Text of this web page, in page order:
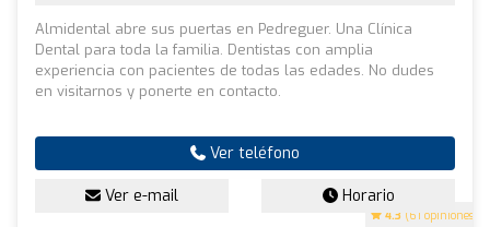
4.3 (61 opiniones)
Almidental abre sus puertas en Pedreguer. Una Clínica
Dental para toda la familia. Dentistas con amplia
experiencia con pacientes de todas las edades. No dudes
en visitarnos y ponerte en contacto.
Ver teléfono
Ver e-mail Horario